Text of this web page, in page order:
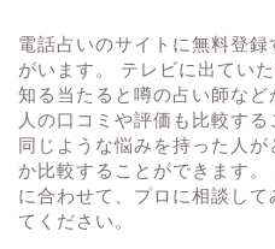
電話占いのサイトに無料登
がいます。 テレビに出てい
知る当たると噂の占い師な
人の口コミや評価も比較す
同じような悩みを持った人
か比較することができます
に合わせて、プロに相談し
てください。